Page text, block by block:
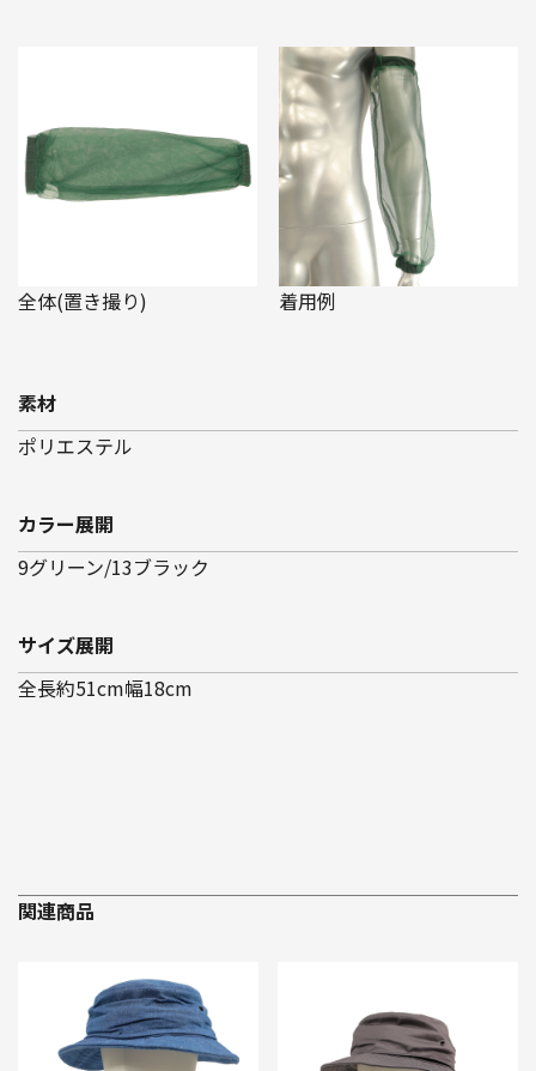
全体(置き撮り) 着用例
素材
ポリエステル
カラー展開
9グリーン/13ブラック
サイズ展開
全長約51cm幅18cm
関連商品